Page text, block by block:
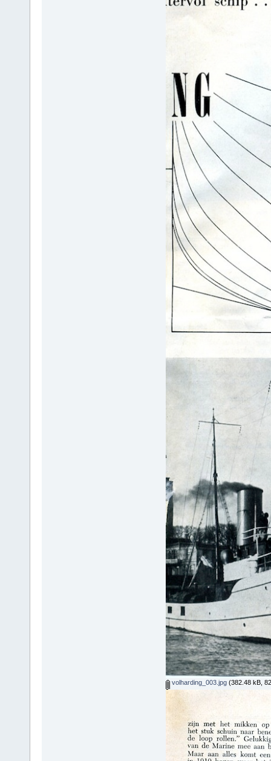
volharding_003.jpg(382.48 kB,